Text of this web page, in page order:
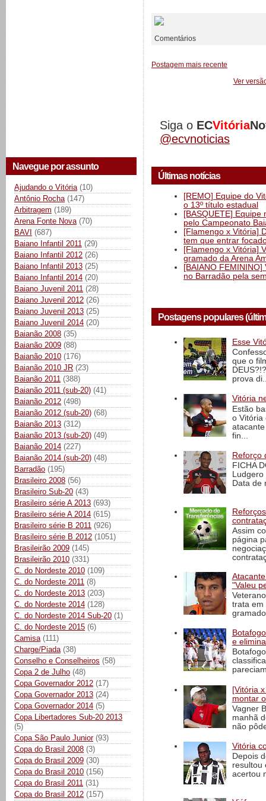
Navegue por assunto
Ajudando o Vitória (10)
Antônio Rocha (147)
Arbitragem (189)
Arena Fonte Nova (70)
BAVI (687)
Baiano Infantil 2011 (29)
Baiano Infantil 2012 (26)
Baiano Infantil 2013 (25)
Baiano Infantil 2014 (20)
Baiano Juvenil 2011 (28)
Baiano Juvenil 2012 (26)
Baiano Juvenil 2013 (25)
Baiano Juvenil 2014 (20)
Baianão 2008 (35)
Baianão 2009 (88)
Baianão 2010 (176)
Baianão 2010 JR (23)
Baianão 2011 (388)
Baianão 2011 (sub-20) (41)
Baianão 2012 (498)
Baianão 2012 (sub-20) (68)
Baianão 2013 (312)
Baianão 2013 (sub-20) (49)
Baianão 2014 (227)
Baianão 2014 (sub-20) (48)
Barradão (195)
Brasileiro 2008 (56)
Brasileiro Sub-20 (43)
Brasileiro série A 2013 (693)
Brasileiro série A 2014 (615)
Brasileiro série B 2011 (926)
Brasileiro série B 2012 (1051)
Brasileirão 2009 (145)
Brasileirão 2010 (331)
C. do Nordeste 2010 (109)
C. do Nordeste 2011 (8)
C. do Nordeste 2013 (203)
C. do Nordeste 2014 (128)
C. do Nordeste 2014 Sub-20 (1)
C. do Nordeste 2015 (6)
Camisa (111)
Charge/Piada (38)
Conselho e Conselheiros (58)
Copa 2 de Julho (48)
Copa Governador 2012 (17)
Copa Governador 2013 (24)
Copa Governador 2014 (5)
Copa Libertadores Sub-20 2013
(5)
Copa São Paulo Junior (93)
Copa do Brasil 2008 (3)
Copa do Brasil 2009 (30)
Copa do Brasil 2010 (156)
Copa do Brasil 2011 (31)
Copa do Brasil 2012 (157)
Comentários
Postagem mais recente
Ver
Siga o ECVitória
@ecvnoticias
Últimas notícias
[REMO] Equipe do
o 13º título estadual
[BASQUETE]
pelo Campeonato
[Flamengo x Vitória]
tem que entrar
[Flamengo x Vitória]
gramado da Arena
[BAIANO
no Barradão pela
Postagens populares
Esse
que o
prova
Vitória
Estão
o Vitória
fin...
Reforço
FICHA
Data de
Assim
página
"Valeu
trata em
e
[Vitória
montar
Vagner
manhã
não
Vitória
Depois
resultou
acertou